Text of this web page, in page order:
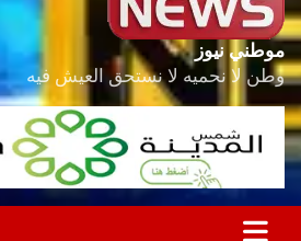
موطني نيوز
وطن لا نحميه لا نستحق العيش فيه